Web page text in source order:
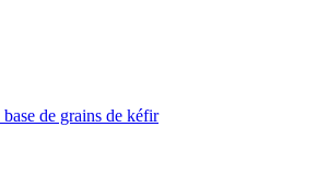
de grains de kéfir